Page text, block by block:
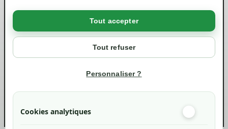
Tout accepter
Tout refuser
Personnaliser ?
Cookies analytiques
Politique de confidentialité RGPD
Votre compte
info@green-tech-shop.com